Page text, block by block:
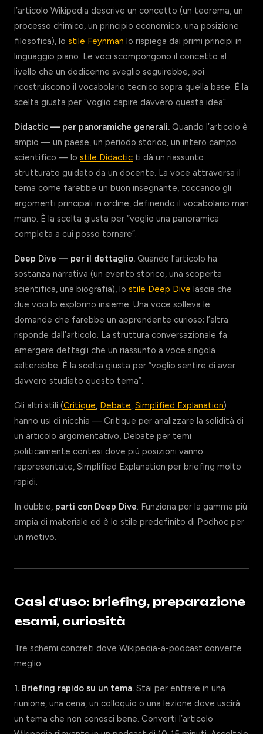
l’articolo Wikipedia descrive un concetto (un teorema, un
processo chimico, un principio economico, una posizione
filosofica), lo stile Feynman lo rispiega dai primi principi in
linguaggio piano. Le voci scompongono il concetto al
livello che un dodicenne sveglio seguirebbe, poi
ricostruiscono il vocabolario tecnico sopra quella base. È la
scelta giusta per “voglio capire davvero questa idea”.
Didactic — per panoramiche generali. Quando l’articolo è
ampio — un paese, un periodo storico, un intero campo
scientifico — lo stile Didactic ti dà un riassunto
strutturato guidato da un docente. La voce attraversa il
tema come farebbe un buon insegnante, toccando gli
argomenti principali in ordine, definendo il vocabolario man
mano. È la scelta giusta per “voglio una panoramica
completa a cui posso tornare”.
Deep Dive — per il dettaglio. Quando l’articolo ha
sostanza narrativa (un evento storico, una scoperta
scientifica, una biografia), lo stile Deep Dive lascia che
due voci lo esplorino insieme. Una voce solleva le
domande che farebbe un apprendente curioso; l’altra
risponde dall’articolo. La struttura conversazionale fa
emergere dettagli che un riassunto a voce singola
salterebbe. È la scelta giusta per “voglio sentire di aver
davvero studiato questo tema”.
Gli altri stili (Critique, Debate, Simplified Explanation)
hanno usi di nicchia — Critique per analizzare la solidità di
un articolo argomentativo, Debate per temi
politicamente contesi dove più posizioni vanno
rappresentate, Simplified Explanation per briefing molto
rapidi.
In dubbio, parti con Deep Dive. Funziona per la gamma più
ampia di materiale ed è lo stile predefinito di Podhoc per
un motivo.
Casi d’uso: briefing, preparazione
esami, curiosità
Tre schemi concreti dove Wikipedia-a-podcast converte
meglio:
1. Briefing rapido su un tema. Stai per entrare in una
riunione, una cena, un colloquio o una lezione dove uscirà
un tema che non conosci bene. Converti l’articolo